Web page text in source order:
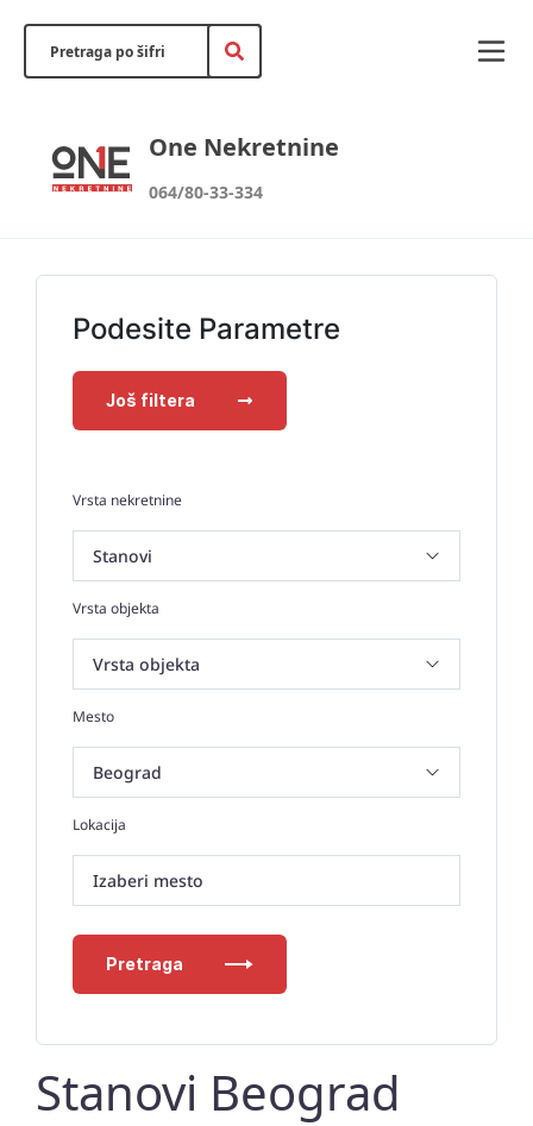
One Nekretnine
064/80-33-334
Podesite Parametre
Još filtera
Vrsta nekretnine
Vrsta objekta
Mesto
Lokacija
Izaberi mesto
Pretraga
Stanovi Beograd